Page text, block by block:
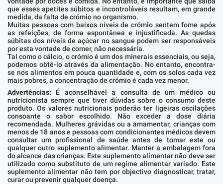
que esses apetites súbitos e incontroláveis resultam, em grande
medida, da falta de crómio no organismo.
Muitas pessoas com baixos níveis de crómio sentem fome após
as refeições, de forma espontânea e injustificada. As quedas
súbitas dos níveis de açúcar no sangue podem ser responsáveis
por esta vontade de comer, não necessária.
Tal como o cálcio, o crómio é um dos minerais essenciais, ou seja,
podemos obtê-lo através da alimentação. No entanto, encontra-
se nos alimentos em pouca quantidade e, com os solos cada vez
mais pobres, a concentração de crómio é cada vez menor.
Advertências: É aconselhável a consulta de um médico ou
nutricionista sempre que tiver dúvidas sobre o consumo deste
produto. Os valores nutricionais poderão ter ligeiras oscilações
consoante o sabor escolhido. Não exceder a dose diária
recomendada. Mulheres grávidas ou a amamentar, crianças com
menos de 18 anos e pessoas com condicionantes médicos devem
consultar um profissional de saúde antes de tomar este ou
qualquer outro suplemento alimentar. Manter a embalagem fora
do alcance das crianças. Este suplemento alimentar não deve ser
utilizado como substituto de um regime alimentar variado. Este
suplemento alimentar não tem por objectivo diagnosticar, tratar,
curar ou prevenir qualquer doença.